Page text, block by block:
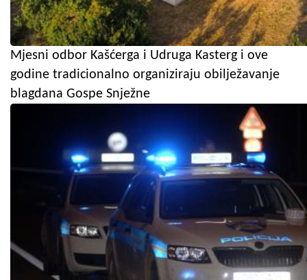
Mjesni odbor Kašćerga i Udruga Kasterg i ove
godine tradicionalno organiziraju obilježavanje
blagdana Gospe Snježne